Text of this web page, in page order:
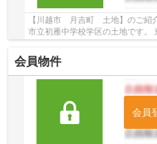
【川越市 月吉町 土地】のご紹介です♪ 川越市立月越
市立初雁中学校学区の土地です。 東武東上線沿線の土地♪川越市駅徒歩
18分の土地です。 お気軽
会員物件
会員